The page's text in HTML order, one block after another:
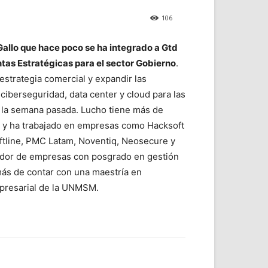
106
que hace poco se ha integrado a Gtd
Estratégicas para el sector Gobierno.
comercial y expandir las
data center y cloud para las
semana pasada. Lucho tiene más de
ha trabajado en empresas como Hacksoft
PMC Latam, Noventiq, Neosecure y
de empresas con posgrado en gestión
de contar con una maestría en
de la UNMSM.